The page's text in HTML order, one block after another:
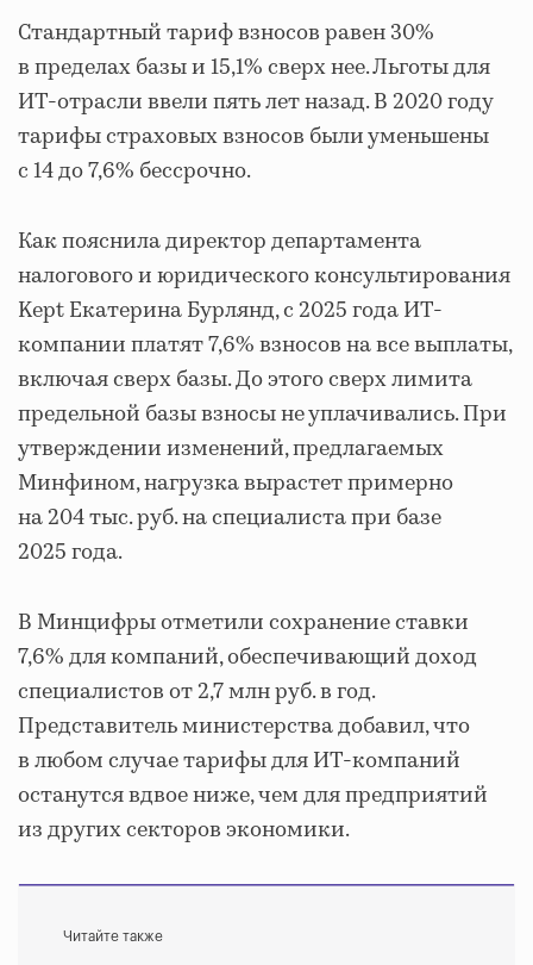
Стандартный тариф взносов равен 30%
в пределах базы и 15,1% сверх нее. Льготы для
ИТ-отрасли ввели пять лет назад. В 2020 году
тарифы страховых взносов были уменьшены
с 14 до 7,6% бессрочно.
Как пояснила директор департамента
налогового и юридического консультирования
Kept Екатерина Бурлянд, с 2025 года ИТ-
компании платят 7,6% взносов на все выплаты,
включая сверх базы. До этого сверх лимита
предельной базы взносы не уплачивались. При
утверждении изменений, предлагаемых
Минфином, нагрузка вырастет примерно
на 204 тыс. руб. на специалиста при базе
2025 года.
В Минцифры отметили сохранение ставки
7,6% для компаний, обеспечивающий доход
специалистов от 2,7 млн руб. в год.
Представитель министерства добавил, что
в любом случае тарифы для ИТ-компаний
останутся вдвое ниже, чем для предприятий
из других секторов экономики.
Читайте также